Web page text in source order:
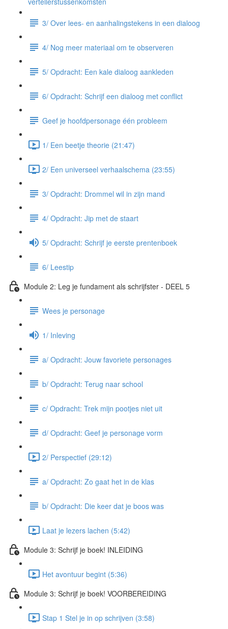
3/ Over lees- en aanhalingstekens in een dialoog
4/ Nog meer materiaal om te observeren
5/ Opdracht: Een kale dialoog aankleden
6/ Opdracht: Schrijf een dialoog met conflict
Geef je hoofdpersonage één probleem
1/ Een beetje theorie (21:47)
2/ Een universeel verhaalschema (23:55)
3/ Opdracht: Drommel wil in zijn mand
4/ Opdracht: Jip met de staart
5/ Opdracht: Schrijf je eerste prentenboek
6/ Leestip
Module 2: Leg je fundament als schrijfster - DEEL 5
Wees je personage
1/ Inleving
a/ Opdracht: Jouw favoriete personages
b/ Opdracht: Terug naar school
c/ Opdracht: Trek mijn pootjes niet uit
d/ Opdracht: Geef je personage vorm
2/ Perspectief (29:12)
a/ Opdracht: Zo gaat het in de klas
b/ Opdracht: Die keer dat je boos was
Laat je lezers lachen (5:42)
Module 3: Schrijf je boek! INLEIDING
Het avontuur begint (5:36)
Module 3: Schrijf je boek! VOORBEREIDING
Stap 1 Stel je in op schrijven (3:58)